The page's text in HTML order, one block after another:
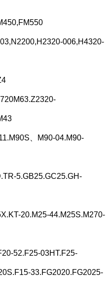
006,H4320-
、M90-04.M90-
5.GB25.GC25.GH-
20.M25-44.M25S.M270-
52.F25-03HT.F25-
33.FG2020.FG2025-